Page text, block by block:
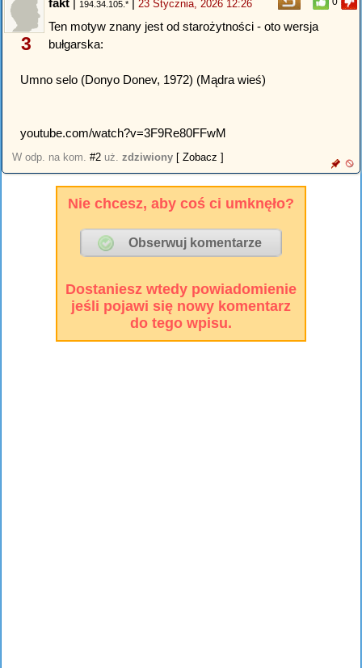
3
194.34.105.* 23 Stycznia, 2026 12:26
Ten motyw znany jest od starożytności - oto wersja
bułgarska:
Umno selo (Donyo Donev, 1972) (Mądra wieś)
youtube.com/watch?v=3F9Re80FFwM
W odp. na kom. #2 uż. zdziwiony [ Zobacz ]
Nie chcesz, aby coś ci umknęło?
Dostaniesz wtedy powiadomienie
jeśli pojawi się nowy komentarz
do tego wpisu.